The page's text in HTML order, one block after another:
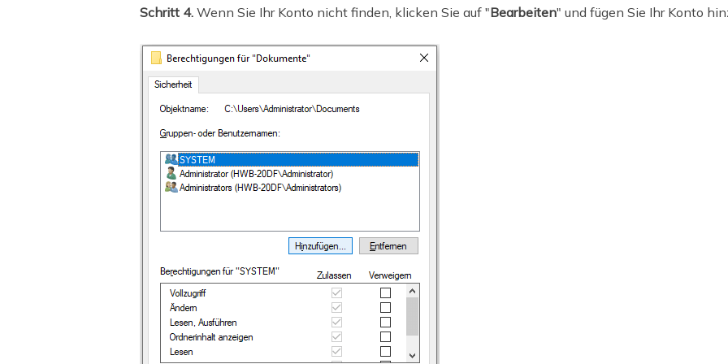
Schritt 4. Wenn Sie Ihr Konto nicht finden, klicken Sie auf "Bearbeiten" und fügen Sie Ihr Konto